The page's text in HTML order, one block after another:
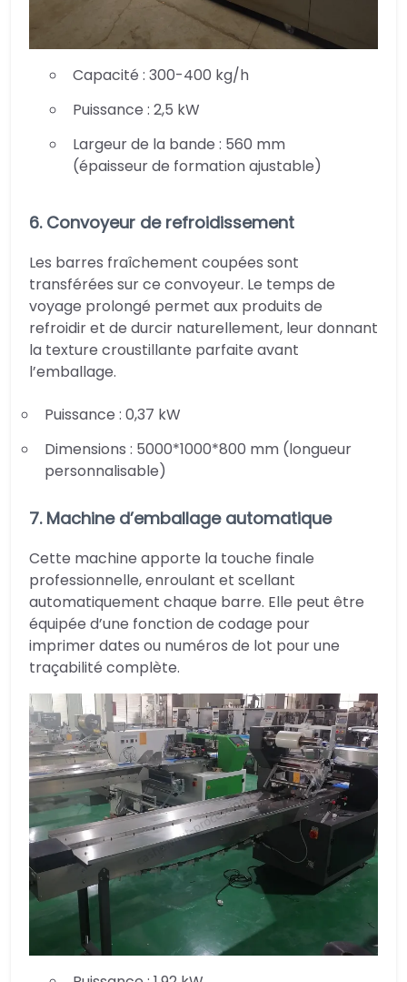
Capacité : 300-400 kg/h
Puissance : 2,5 kW
Largeur de la bande : 560 mm
(épaisseur de formation ajustable)
6. Convoyeur de refroidissement
Les barres fraîchement coupées sont
transférées sur ce convoyeur. Le temps de
voyage prolongé permet aux produits de
refroidir et de durcir naturellement, leur donnant
la texture croustillante parfaite avant
l’emballage.
Puissance : 0,37 kW
Dimensions : 5000*1000*800 mm (longueur
personnalisable)
7. Machine d’emballage automatique
Cette machine apporte la touche finale
professionnelle, enroulant et scellant
automatiquement chaque barre. Elle peut être
équipée d’une fonction de codage pour
imprimer dates ou numéros de lot pour une
traçabilité complète.